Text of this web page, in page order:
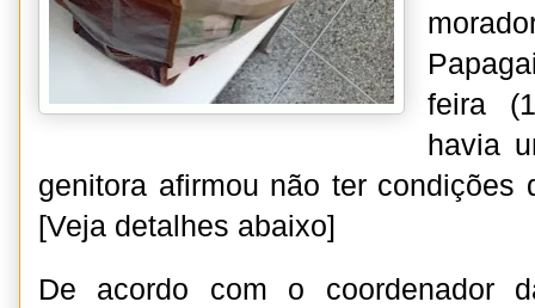
feira
havia
genitora afirmou não ter condições
[Veja detalhes abaixo]
De acordo com o coordenador